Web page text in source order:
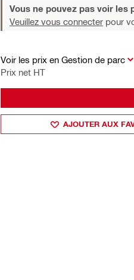
Vous ne pouvez pas voir les
Veuillez vous connecter pour
Voir les prix en Gestion de parc
Prix net HT
AJOUTER AUX